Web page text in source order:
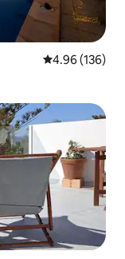
औसत रेटिंग 5 में से
4.96 (136)